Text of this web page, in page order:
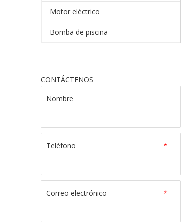
Motor eléctrico
Bomba de piscina
CONTÁCTENOS
Nombre
*
Teléfono
*
Correo electrónico